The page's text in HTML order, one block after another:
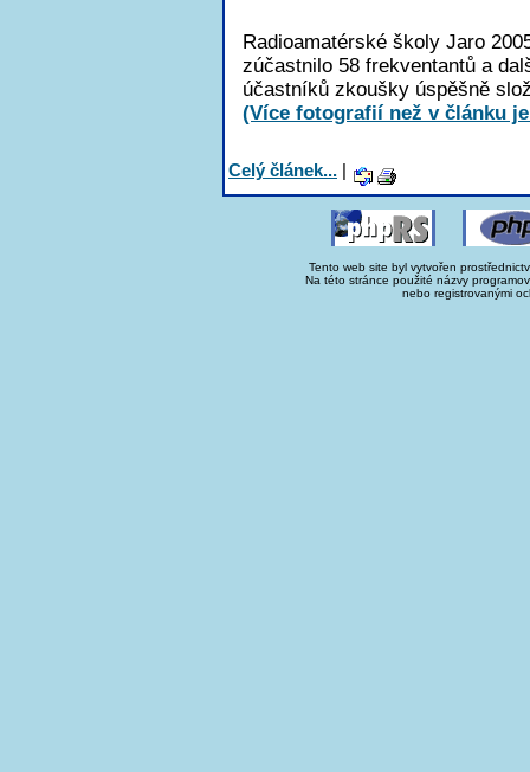
Radioamatérské školy Jaro
zúčastnilo 58 frekventantů a
účastníků zkoušky úspěšně
(Více fotografií než v článku
Celý článek... |
Tento web site byl vytvořen
Na této stránce použité názvy
nebo registrovanými